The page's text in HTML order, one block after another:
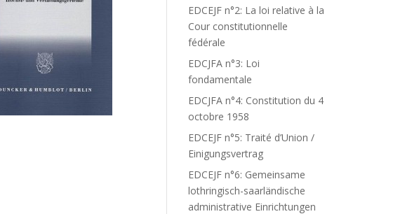
EDCEJF n°2: La loi relative à la
Cour constitutionnelle
fédérale
EDCJFA n°3: Loi
fondamentale
EDCJFA n°4: Constitution du 4
octobre 1958
EDCEJF n°5: Traité d’Union /
Einigungsvertrag
EDCEJF n°6: Gemeinsame
lothringisch-saarländische
administrative Einrichtungen